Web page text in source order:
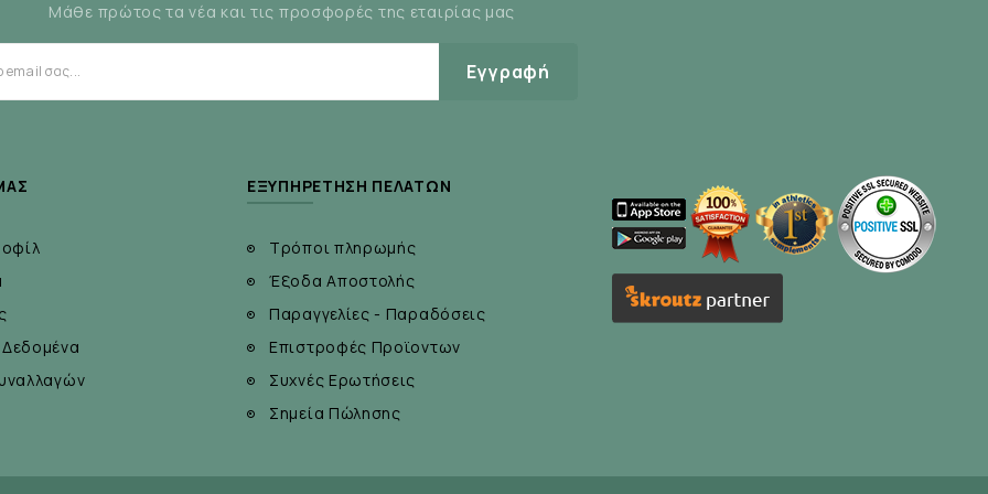
Μάθε πρώτος τα νέα και τις προσφορές της εταιρίας μας
Εγγραφή
ΕΞΥΠΗΡΈΤΗΣΗ ΠΕΛΑΤΏΝ
Τρόποι πληρωμής
Έξοδα Αποστολής
Παραγγελίες - Παραδόσεις
Επιστροφές Προϊοντων
Συχνές Ερωτήσεις
Σημεία Πώλησης